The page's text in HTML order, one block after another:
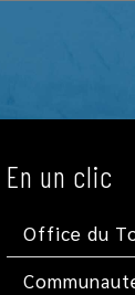
En un clic
Office du